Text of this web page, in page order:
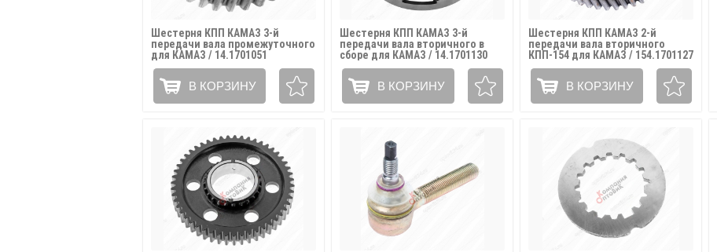
Шестерня КПП КАМАЗ 3-й
передачи вала промежуточного
для КАМАЗ / 14.1701051
В КОРЗИНУ
Шестерня КПП КАМАЗ 3-й
передачи вала вторичного в
сборе для КАМАЗ / 14.1701130
В КОРЗИНУ
Шестерня КПП КАМАЗ 2-й
передачи вала вторичного
КПП-154 для КАМАЗ / 154.1701127
В КОРЗИНУ